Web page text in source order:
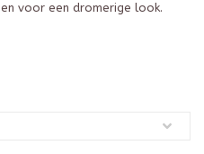
voor een dromerige look.